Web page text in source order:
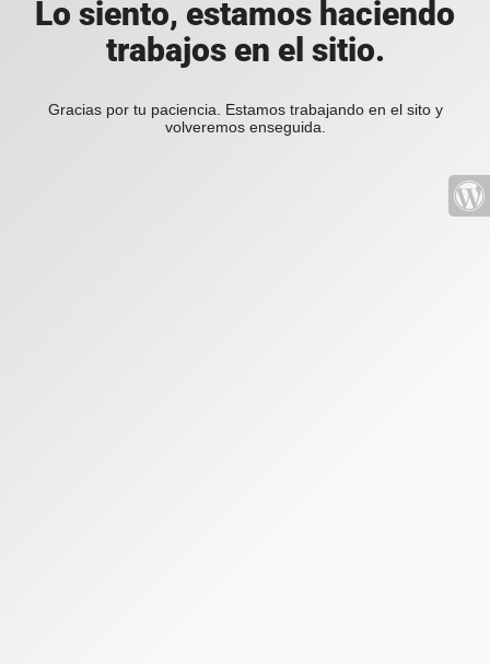
Lo siento, estamos haciendo
trabajos en el sitio.
Gracias por tu paciencia. Estamos trabajando en el sito y
volveremos enseguida.